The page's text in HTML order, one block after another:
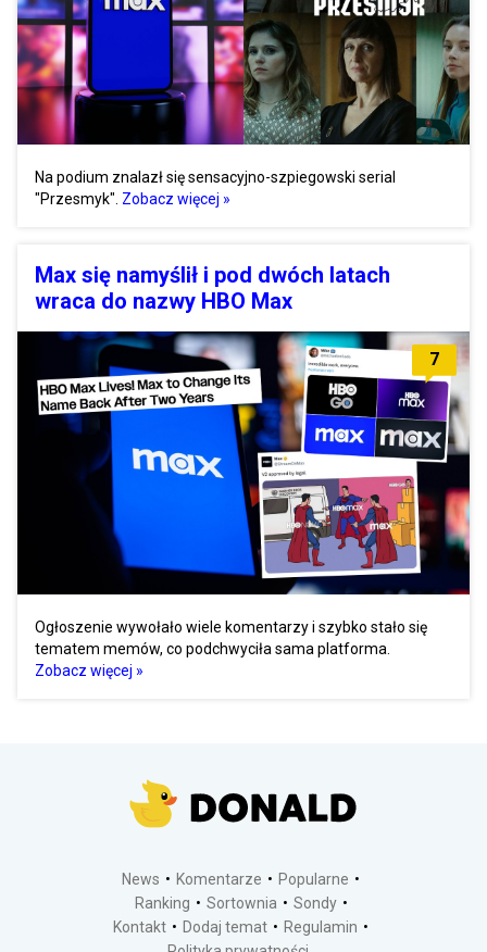
Na podium znalazł się sensacyjno-szpiegowski serial
"Przesmyk". Zobacz więcej »
Max się namyślił i pod dwóch latach
wraca do nazwy HBO Max
7
Ogłoszenie wywołało wiele komentarzy i szybko stało się
tematem memów, co podchwyciła sama platforma.
Zobacz więcej »
News Komentarze
Popularne
Ranking
Sortownia
Sondy
Kontakt
Dodaj temat
Regulamin